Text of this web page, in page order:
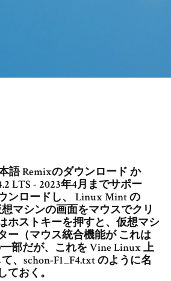
語 Remixのダウンロード か
LTS - 2023年4月までサポー
ンロードし、 Linux Mint の
マシンの画面をマウスでクリ
ホストキーを押すと、仮想マシ
ー（マウス統合機能が これは
部だが、これを Vine Linux 上
、schon-F1_F4.txt のように名
ておく。